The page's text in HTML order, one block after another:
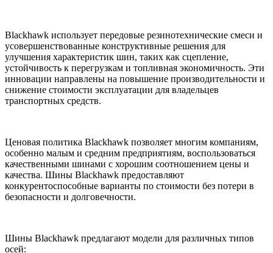
Blackhawk использует передовые резинотехнические смеси и
усовершенствованные конструктивные решения для
улучшения характеристик шин, таких как сцепление,
устойчивость к перегрузкам и топливная экономичность. Эти
инновации направлены на повышение производительности и
снижение стоимости эксплуатации для владельцев
транспортных средств.
Ценовая политика Blackhawk позволяет многим компаниям,
особенно малым и средним предприятиям, воспользоваться
качественными шинами с хорошим соотношением цены и
качества. Шины Blackhawk предоставляют
конкурентоспособные варианты по стоимости без потери в
безопасности и долговечности.
Шины Blackhawk предлагают модели для различных типов
осей: